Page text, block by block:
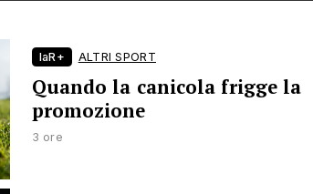
laR+ ALTRI SPORT
Quando la canicola frigge la
promozione
3 ore